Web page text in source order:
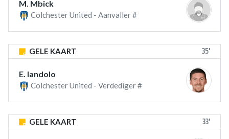
M. Mbick
Colchester United - Aanvaller #
GELE KAART 35'
E. Iandolo
Colchester United - Verdediger #
GELE KAART 33'